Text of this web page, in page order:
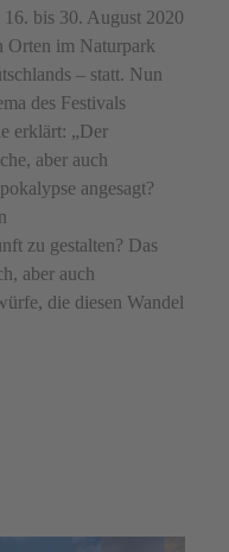
bis 30. August 2020
Orten im Naturpark
– statt. Nun
des Festivals
erklärt: „Der
aber auch
angesagt?
zu gestalten? Das
aber auch
die diesen Wandel